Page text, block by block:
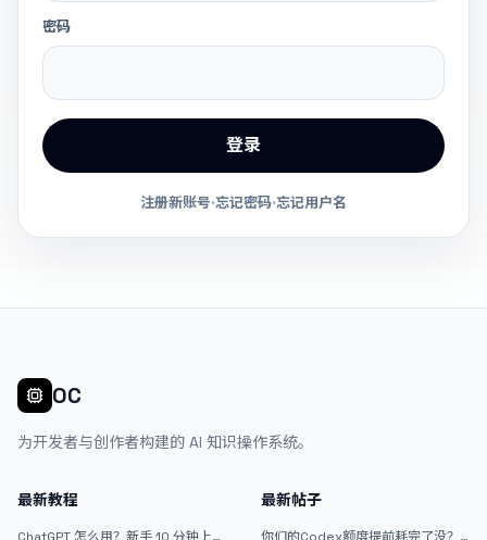
密码
登录
注册新账号·忘记密码·忘记用户名
OC
为开发者与创作者构建的 AI 知识操作系统。
最新教程 最新帖子